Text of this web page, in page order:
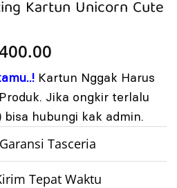
Kartun Unicorn Cute
ini
adalah:
Rp4,400.00.
Kartun Nggak Harus
Jika ongkir terlalu
hubungi kak admin.
Tasceria
Tepat Waktu